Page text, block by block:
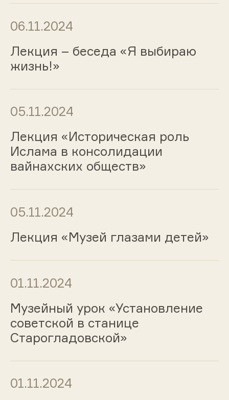
06.11.2024
Лекция – беседа «Я выбираю
жизнь!»
05.11.2024
Лекция «Историческая роль
Ислама в консолидации
вайнахских обществ»
05.11.2024
Лекция «Музей глазами детей»
01.11.2024
Музейный урок «Установление
советской в станице
Старогладовской»
01.11.2024